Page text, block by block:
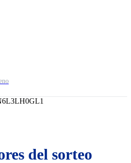
del sorteo